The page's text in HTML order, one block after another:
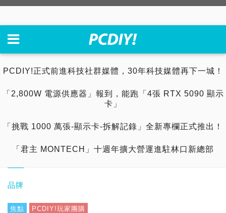
PCDIY!正式前進科技社群媒體，30年科技媒體再下一城！
「2,800W 電源供應器」報到，能跑「4張 RTX 5090 顯示
卡」
「挑戰 1000 萬張-顯示卡-拆解記錄」全新專欄正式推出！
「君主 MONTECH」十週年擴大營運進駐林口新總部
品牌
焦點 PCDIY!玩家團購